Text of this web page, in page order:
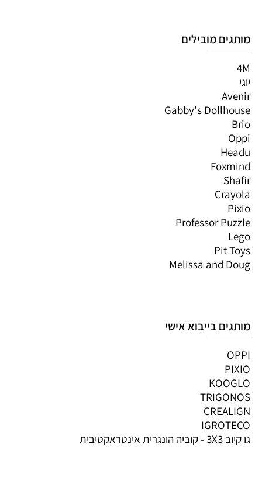
מותגים מובילים
4M
יוגי
Avenir
Gabby's Dollhouse
Brio
Oppi
Headu
Foxmind
Shafir
Crayola
Pixio
Professor Puzzle
Lego
Pit Toys
Melissa and Doug
מותגים בייבוא אישי
OPPI
PIXIO
KOOGLO
TRIGONOS
CREALIGN
IGROTECO
גו קיוב 3X3 - קוביה הונגרית אינטראקטיבית